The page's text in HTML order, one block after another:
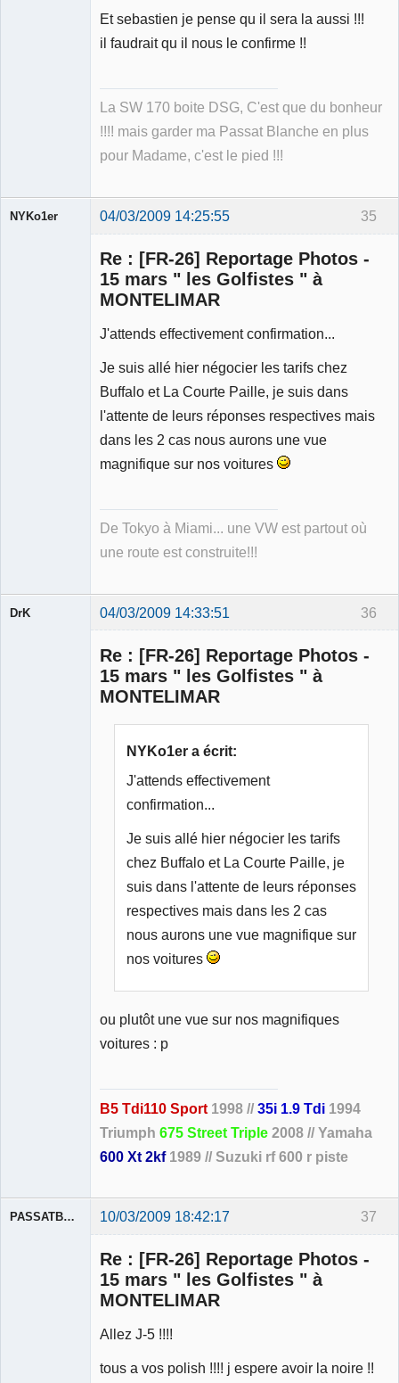
Et sebastien je pense qu il sera la aussi !!!
il faudrait qu il nous le confirme !!
La SW 170 boite DSG, C'est que du bonheur
!!!! mais garder ma Passat Blanche en plus
pour Madame, c'est le pied !!!
35
NYKo1er 04/03/2009 14:25:55
Re : [FR-26] Reportage Photos -
15 mars " les Golfistes " à
MONTELIMAR
J'attends effectivement confirmation...
Je suis allé hier négocier les tarifs chez
Buffalo et La Courte Paille, je suis dans
l'attente de leurs réponses respectives mais
dans les 2 cas nous aurons une vue
magnifique sur nos voitures
De Tokyo à Miami... une VW est partout où
une route est construite!!!
36
DrK 04/03/2009 14:33:51
Re : [FR-26] Reportage Photos -
15 mars " les Golfistes " à
MONTELIMAR
NYKo1er a écrit:
J'attends effectivement
confirmation...
Je suis allé hier négocier les tarifs
chez Buffalo et La Courte Paille, je
suis dans l'attente de leurs réponses
respectives mais dans les 2 cas
nous aurons une vue magnifique sur
nos voitures
ou plutôt une vue sur nos magnifiques
voitures : p
B5 Tdi110 Sport 1998 // 35i 1.9 Tdi 1994
Triumph 675 Street Triple 2008 // Yamaha
600 Xt 2kf1989 // Suzuki rf 600 r piste
37
PASSATBLANCHE 10/03/2009 18:42:17
Re : [FR-26] Reportage Photos -
15 mars " les Golfistes " à
MONTELIMAR
Allez J-5 !!!!
tous a vos polish !!!! j espere avoir la noire !!